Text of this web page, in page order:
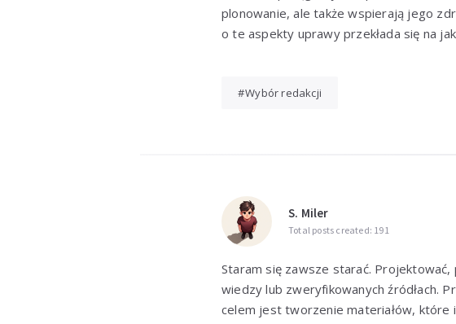
plonowanie, ale także wspierają jego
o te aspekty uprawy przekłada się na
Wybór redakcji
S. Miler
Total posts created: 191
Staram się zawsze starać.
wiedzy lub zweryfikowanych źródłach.
celem jest tworzenie materiałów, które